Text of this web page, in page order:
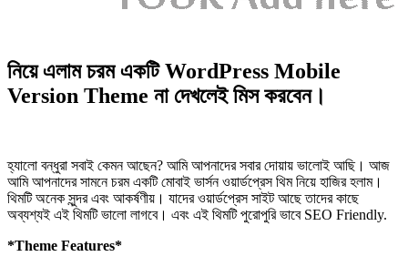
নিয়ে এলাম চরম একটি WordPress Mobile
Version Theme না দেখলেই মিস করবেন।
হ্যালো বন্ধুরা সবাই কেমন আছেন? আমি আপনাদের সবার দোয়ায় ভালোই আছি। আজ
আমি আপনাদের সামনে চরম একটি মোবাই ভার্সন ওয়ার্ডপ্রেস থিম নিয়ে হাজির হলাম।
থিমটি অনেক সুন্দর এবং আকর্ষণীয়। যাদের ওয়ার্ডপ্রেস সাইট আছে তাদের কাছে
অব্যশ্যই এই থিমটি ভালো লাগবে। এবং এই থিমটি পুরোপুরি ভাবে SEO Friendly.
*Theme Features*